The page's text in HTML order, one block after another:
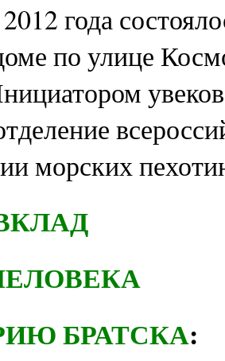
года
по улице
морских
БРАТСКА: